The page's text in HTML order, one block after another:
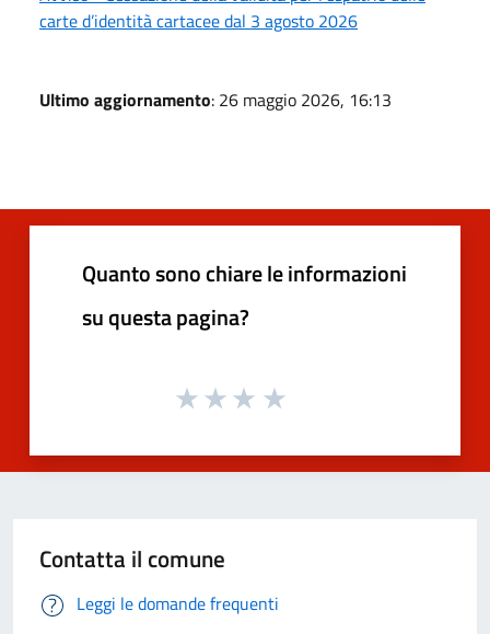
carte d’identità cartacee dal 3 agosto 2026
Ultimo aggiornamento: 26 maggio 2026, 16:13
Quanto sono chiare le informazioni
su questa pagina?
Contatta il comune
Leggi le domande frequenti